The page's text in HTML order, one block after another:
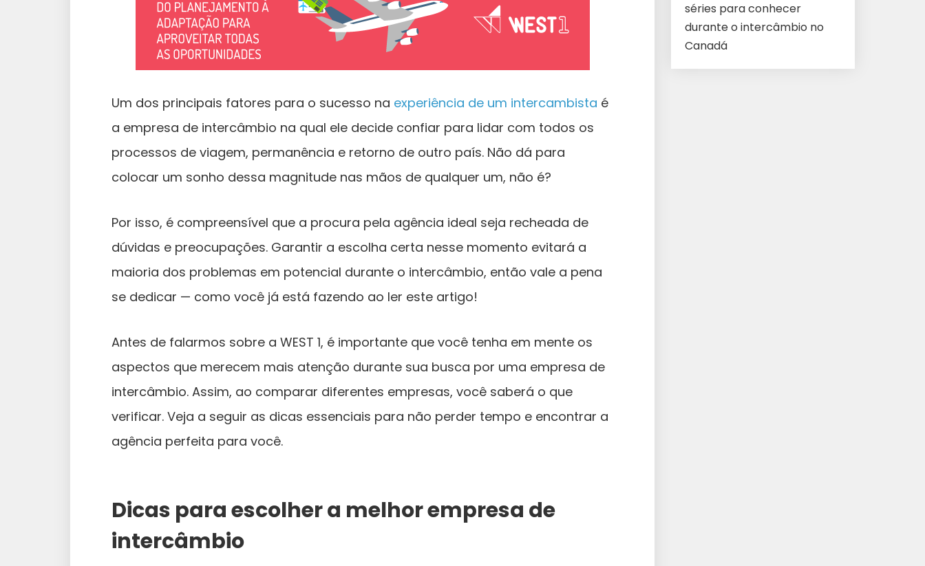
Um dos principais fatores para o sucesso na experiência de um intercambista é
a empresa de intercâmbio na qual ele decide confiar para lidar com todos os
processos de viagem, permanência e retorno de outro país. Não dá para
colocar um sonho dessa magnitude nas mãos de qualquer um, não é?
Por isso, é compreensível que a procura pela agência ideal seja recheada de
dúvidas e preocupações. Garantir a escolha certa nesse momento evitará a
maioria dos problemas em potencial durante o intercâmbio, então vale a pena
se dedicar — como você já está fazendo ao ler este artigo!
Antes de falarmos sobre a WEST 1, é importante que você tenha em mente os
aspectos que merecem mais atenção durante sua busca por uma empresa de
intercâmbio. Assim, ao comparar diferentes empresas, você saberá o que
verificar. Veja a seguir as dicas essenciais para não perder tempo e encontrar a
agência perfeita para você.
Dicas para escolher a melhor empresa de
intercâmbio
séries para conhecer
durante o intercâmbio no
Canadá